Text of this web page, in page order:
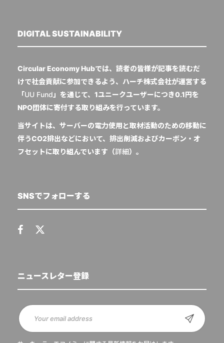
DIGITAL SUSTAINABILITY
Circular Economy Hubでは、読者の皆様が記事を読むだ
けで社会貢献に参加できるよう、ハーチ株式会社が運営する
「UU Fund 」を通じて、1ユニークユーザーにつき0.1円を
NPO団体に寄付する取り組みを行っています。
当サイトは、サーバーの電力使用と取材活動のための移動に
伴うCO2排出などにおいて、排出削減およびカーボン・オ
フセットに取り組んでいます（詳細）。
SNSでフォローする
ニュースレター登録